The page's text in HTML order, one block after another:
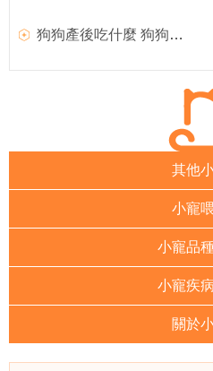
狗狗產後吃什麼 狗狗產後護理
其他
小寵
小寵品
小寵疾
關於